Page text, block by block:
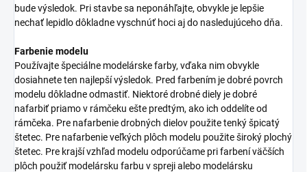
bude výsledok. Pri stavbe sa neponáhľajte, obvykle je lepšie
nechať lepidlo dôkladne vyschnúť hoci aj do nasledujúceho dňa.
Farbenie modelu
Používajte špeciálne modelárske farby, vďaka nim obvykle
dosiahnete ten najlepší výsledok. Pred farbením je dobré povrch
modelu dôkladne odmastiť. Niektoré drobné diely je dobré
nafarbiť priamo v rámčeku ešte predtým, ako ich oddelíte od
rámčeka. Pre nafarbenie drobných dielov použite tenký špicatý
štetec. Pre nafarbenie veľkých plôch modelu použite široký plochý
štetec. Pre krajší vzhľad modelu odporúčame pri farbení väčších
plôch použiť modelársku farbu v spreji alebo modelársku